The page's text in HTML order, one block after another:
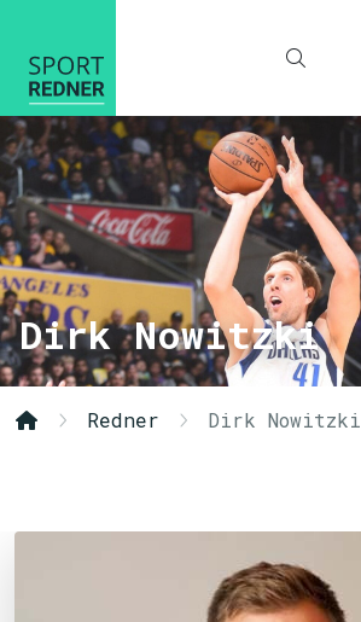
Dirk Nowitzki
Redner Dirk Nowitzki